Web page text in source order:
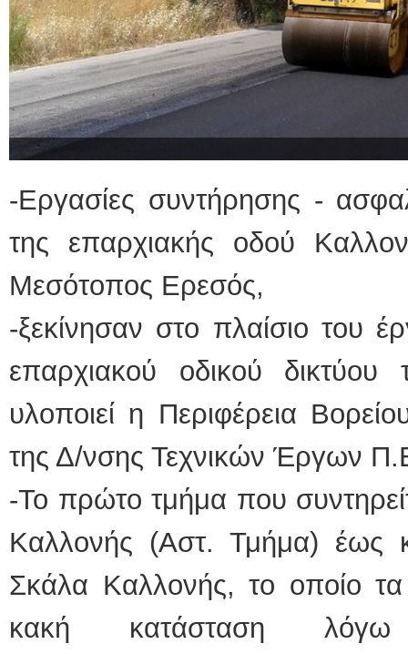
-Εργασίες συντήρησης -
της επαρχιακής οδού
Μεσότοπος Ερεσός,
-ξεκίνησαν στο πλαίσιο του
επαρχιακού οδικού
υλοποιεί η Περιφέρεια
της Δ/νσης Τεχνικών Έργων
-Το πρώτο τμήμα που
Καλλονής (Αστ. Τμήμα) έως
Σκάλα Καλλονής, το οποίο τα
κακή κατάσταση